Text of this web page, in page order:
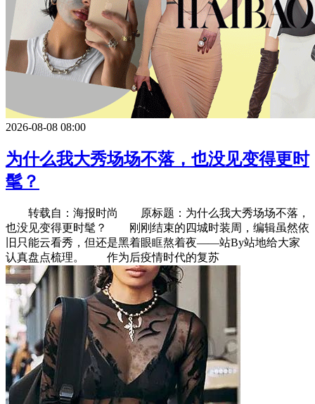
2026-08-08 08:00
为什么我大秀场场不落，也没见变得更时
髦？
转载自：海报时尚 原标题：为什么我大秀场场不落，
也没见变得更时髦？ 刚刚结束的四城时装周，编辑虽然依
旧只能云看秀，但还是黑着眼眶熬着夜——站By站地给大家
认真盘点梳理。 作为后疫情时代的复苏